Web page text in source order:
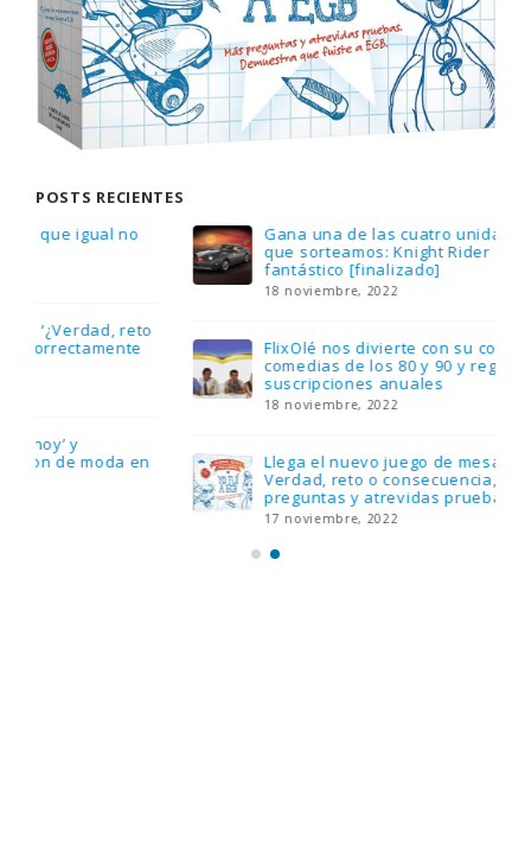
POSTS RECIENTES
Gana una de las cuatro unidades de PLAYMOBIL
que sorteamos: Knight Rider – El coche
fantástico [finalizado]
FlixOlé nos divierte con su colección de
comedias de los 80 y 90 y regalamos tres
suscripciones anuales
Llega el nuevo juego de mesa Yo Fui a EGB:
Verdad, reto o consecuencia, con más
preguntas y atrevidas pruebas